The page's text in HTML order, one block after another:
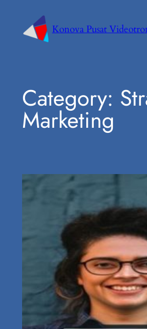
Konova Pusat
Category:
Marketing